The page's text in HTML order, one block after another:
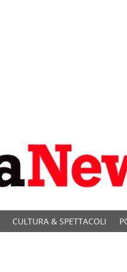
CULTURA & SPETTACOLI